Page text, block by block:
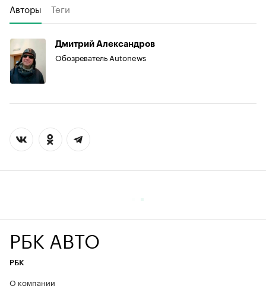
Авторы Теги
Дмитрий Александров
Обозреватель Autonews
РБК АВТО
РБК
О компании